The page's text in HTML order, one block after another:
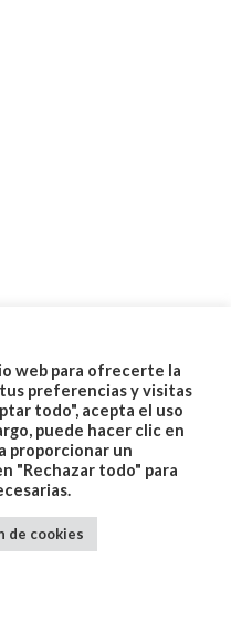
será publicada.
Los
con*
web para ofrecerte la
preferencias y visitas
todo", acepta el uso
puede hacer clic en
proporcionar un
"Rechazar todo" para
de cookies